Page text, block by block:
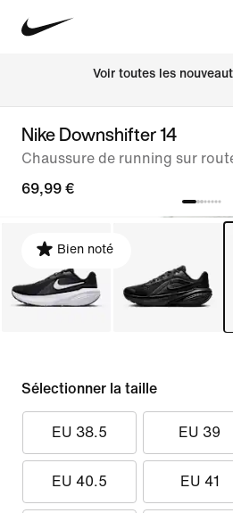
Voir toutes les
Nike Downshifter 14
Chaussure de running sur
69,99 €
Bien noté
Sélectionner la taille
EU 38.5 EU 39
EU 40.5 EU 41